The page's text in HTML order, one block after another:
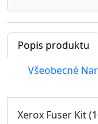
Popis produktu
Všeobecné
Xerox Fuser Kit